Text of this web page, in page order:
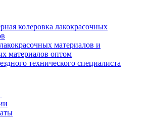
колеровка лакокрасочных
материалов и
материалов оптом
технического специалиста